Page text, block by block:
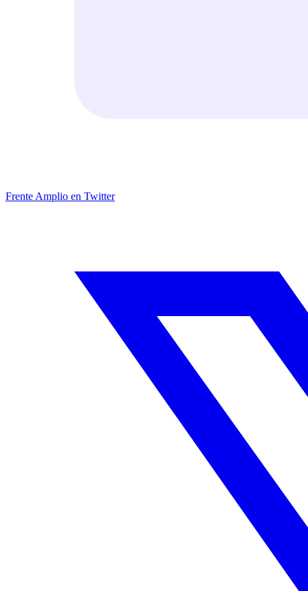
Frente Amplio en Twitter